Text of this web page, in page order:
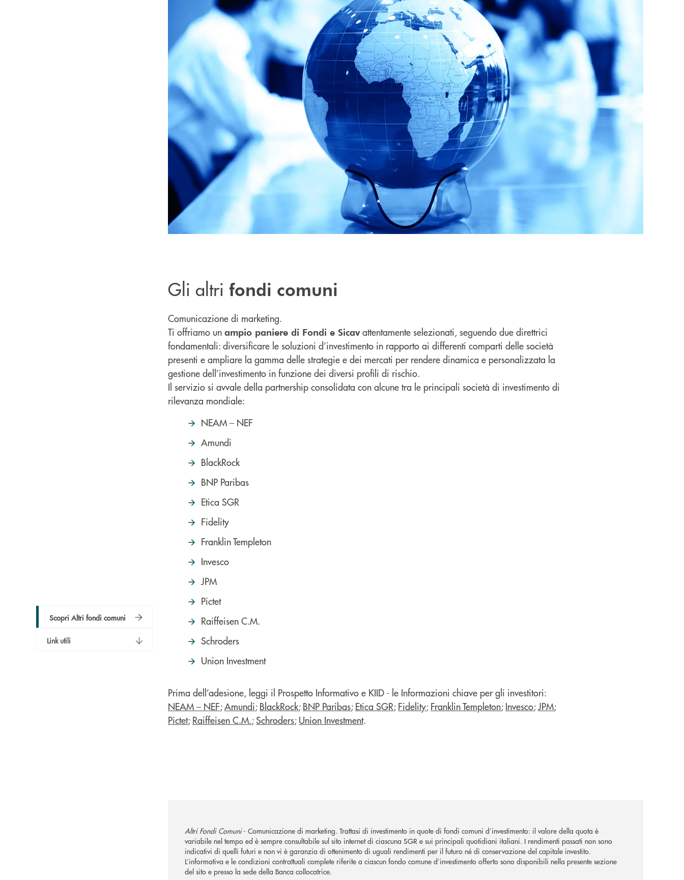
Scopri Altri fondi comuni
Link utili
Gli altri fondi comuni
Comunicazione di marketing.
Ti offriamo un ampio paniere di Fondi e Sicavattentamente selezionati, seguendo due direttrici
fondamentali: diversificare le soluzioni d’investimento in rapporto ai differenti comparti delle società
presenti e ampliare la gamma delle strategie e dei mercati per rendere dinamica e personalizzata la
gestione dell’investimento in funzione dei diversi profili di rischio.
Il servizio si avvale della partnership consolidata con alcune tra le principali società di investimento di
rilevanza mondiale:
NEAM – NEF
Amundi
BlackRock
BNP Paribas
Etica SGR
Fidelity
Franklin Templeton
Invesco
JPM
Pictet
Raiffeisen C.M.
Schroders
Union Investment
Prima dell’adesione, leggi il Prospetto Informativo e KIID - le Informazioni chiave per gli investitori:
NEAM – NEF;Amundi; BlackRock; BNP Paribas; Etica SGR; Fidelity; Franklin Templeton; Invesco;JPM;
Pictet; Raiffeisen C.M.;Schroders; Union Investment.
Altri Fondi Comuni- Comunicazione di marketing. Trattasi di investimento in quote di fondi comuni d’investimento: il valore della quota è
variabile nel tempo ed è sempre consultabile sul sito internet di ciascuna SGR e sui principali quotidiani italiani. I rendimenti passati non sono
indicativi di quelli futuri e non vi è garanzia di ottenimento di uguali rendimenti per il futuro né di conservazione del capitale investito.
L’informativa e le condizioni contrattuali complete riferite a ciascun fondo comune d’investimento offerto sono disponibili nella presente sezione
del sito e presso la sede della Banca collocatrice.